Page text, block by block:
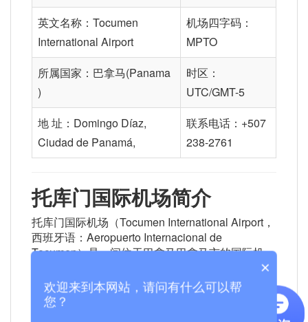
英文名称：Tocumen
International Airport
机场四字码：
MPTO
所属国家：巴拿马(Panama
)
时区：
UTC/GMT-5
地 址：Domingo Díaz,
Ciudad de Panamá,
联系电话：+507
238-2761
托库门国际机场简介
托库门国际机场（Tocumen International Airport，
西班牙语：Aeropuerto Internacional de
Tocumen）是一间位于巴拿马巴拿马市的国际机
场，其主要服务于拉丁美洲、北美洲区域性国际航
线。
航空公司与目的地
×
欢迎来到本网站，请问有什么可以帮
您？